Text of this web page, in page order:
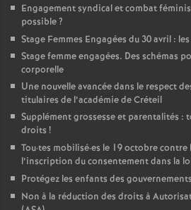
Engagement syndical et combat
possible?
Stage Femmes Engagées du 30 avril :
Stage femme engagées. Des schémas
corporelle
Une nouvelle avancée dans le respect
titulaires de l’académie de Créteil
Supplément grossesse et parentalités :
droits !
Tou·tes mobilisé·es le 19 octobre
l’inscription du consentement dans la
Protégez les enfants des
Non à la réduction des droits à